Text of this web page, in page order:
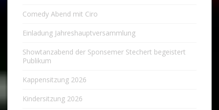
Comedy Abend mit Ciro
Einladung Jahreshauptversammlung
Showtanzabend der Sponsemer Stechert begeistert
Publikum
Kappensitzung 2026
Kindersitzung 2026